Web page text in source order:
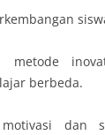
metode
berbeda.
motivasi dan